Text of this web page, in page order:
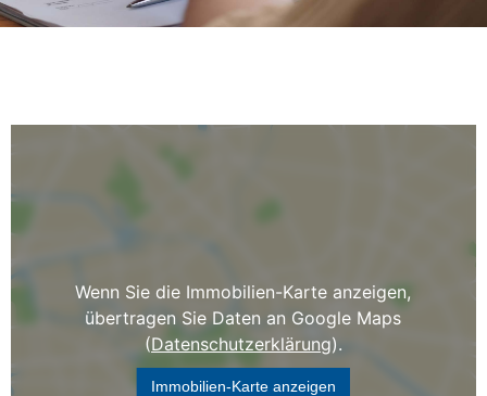
Wenn Sie die Immobilien-Karte anzeigen,
übertragen Sie Daten an Google Maps
(Datenschutzerklärung).
Immobilien-Karte anzeigen